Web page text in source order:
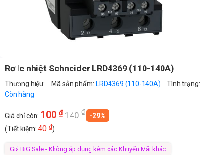
Rơ le nhiệt Schneider LRD4369 (110-140A)
Thương hiệu: Mã sản phẩm: LRD4369 (110-140A)
Tình trạng:
Còn hàng
Giá chỉ còn: 100 ₫140₫
-29%
(Tiết kiệm: 40 ₫)
Giá BiG Sale - Không áp dụng kèm các Khuyến Mãi khác